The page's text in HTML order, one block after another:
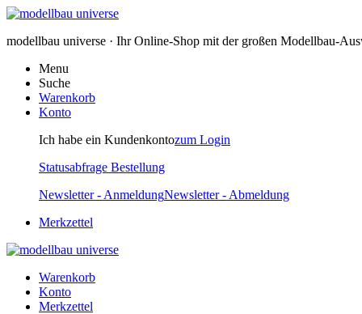
modellbau universe · Ihr Online-Shop mit der großen Modellbau-
Menu
Suche
Warenkorb
Konto
Ich habe ein Kundenkontozum Login
Statusabfrage Bestellung
Newsletter - AnmeldungNewsletter - Abmeldung
Merkzettel
Warenkorb
Konto
Merkzettel